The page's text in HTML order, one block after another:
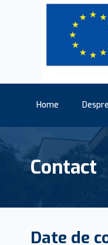
Home
Contact
Date de